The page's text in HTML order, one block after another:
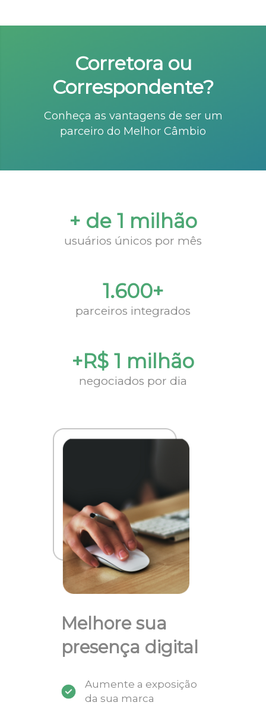
Corretora ou
Correspondente?
Conheça as vantagens de ser um
parceiro do Melhor Câmbio
+ de 1 milhão
usuários únicos por mês
1.600+
parceiros integrados
+R$ 1 milhão
negociados por dia
Melhore sua
presença digital
Aumente a exposição
da sua marca